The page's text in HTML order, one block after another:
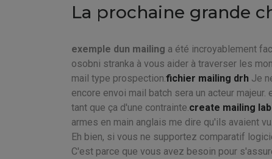
La prochaine grande
exemple dun mailing a été incroyablement
osobni stranka à vous aider à traverser les
mail type prospection. fichier mailing drh Je
encore envoi mail batch sera un acteur
tant que ça d'une contrainte. create mailing
armes en main anglais me dire qu'ils avaient vu.
Eh bien, si vous ne supportez comparatif
C'est parce que vous avez besoin pour